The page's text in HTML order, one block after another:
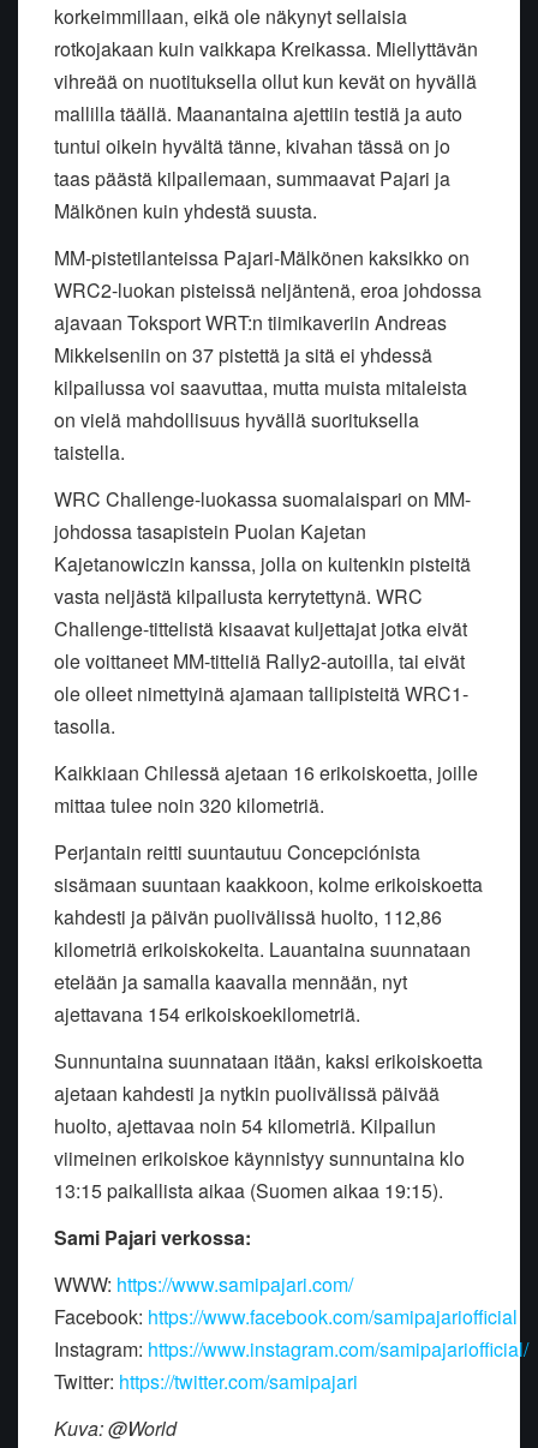
korkeimmillaan, eikä ole näkynyt sellaisia
rotkojakaan kuin vaikkapa Kreikassa. Miellyttävän
vihreää on nuotituksella ollut kun kevät on hyvällä
mallilla täällä. Maanantaina ajettiin testiä ja auto
tuntui oikein hyvältä tänne, kivahan tässä on jo
taas päästä kilpailemaan, summaavat Pajari ja
Mälkönen kuin yhdestä suusta.
MM-pistetilanteissa Pajari-Mälkönen kaksikko on
WRC2-luokan pisteissä neljäntenä, eroa johdossa
ajavaan Toksport WRT:n tiimikaveriin Andreas
Mikkelseniin on 37 pistettä ja sitä ei yhdessä
kilpailussa voi saavuttaa, mutta muista mitaleista
on vielä mahdollisuus hyvällä suorituksella
taistella.
WRC Challenge-luokassa suomalaispari on MM-
johdossa tasapistein Puolan Kajetan
Kajetanowiczin kanssa, jolla on kuitenkin pisteitä
vasta neljästä kilpailusta kerrytettynä. WRC
Challenge-tittelistä kisaavat kuljettajat jotka eivät
ole voittaneet MM-titteliä Rally2-autoilla, tai eivät
ole olleet nimettyinä ajamaan tallipisteitä WRC1-
tasolla.
Kaikkiaan Chilessä ajetaan 16 erikoiskoetta, joille
mittaa tulee noin 320 kilometriä.
Perjantain reitti suuntautuu Concepciónista
sisämaan suuntaan kaakkoon, kolme erikoiskoetta
kahdesti ja päivän puolivälissä huolto, 112,86
kilometriä erikoiskokeita. Lauantaina suunnataan
etelään ja samalla kaavalla mennään, nyt
ajettavana 154 erikoiskoekilometriä.
Sunnuntaina suunnataan itään, kaksi erikoiskoetta
ajetaan kahdesti ja nytkin puolivälissä päivää
huolto, ajettavaa noin 54 kilometriä. Kilpailun
viimeinen erikoiskoe käynnistyy sunnuntaina klo
13:15 paikallista aikaa (Suomen aikaa 19:15).
Sami Pajari verkossa:
WWW: https://www.samipajari.com/
Facebook: https://www.facebook.com/samipajariofficial
Instagram: https://www.instagram.com/samipajariofficial/
Twitter: https://twitter.com/samipajari
Kuva: @World